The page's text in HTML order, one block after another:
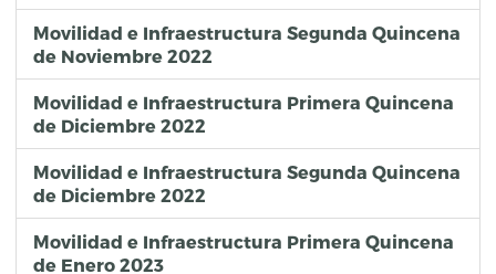
Movilidad e Infraestructura Segunda Quincena
de Noviembre 2022
Movilidad e Infraestructura Primera Quincena
de Diciembre 2022
Movilidad e Infraestructura Segunda Quincena
de Diciembre 2022
Movilidad e Infraestructura Primera Quincena
de Enero 2023